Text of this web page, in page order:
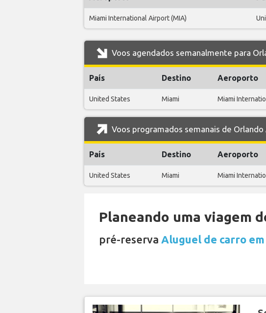
Miami International Airport (MIA)
Voos agendados semanalmente para
País Destino Aeroporto
United States Miami Miami
Voos programados semanais de
País Destino Aeroporto
United States Miami Miami
Planeando uma viagem
pré-reserva Aluguel de carro